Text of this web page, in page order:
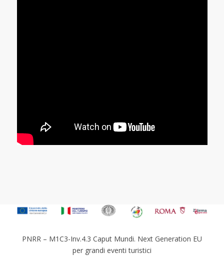
PNRR – M1C3-Inv.4.3 Caput Mundi. Next Generation EU
per grandi eventi turistici